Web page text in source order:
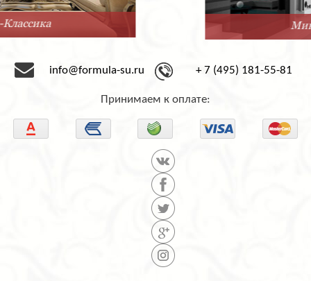
info@formula-su.ru + 7 (495) 181-55-81
Принимаем к оплате: